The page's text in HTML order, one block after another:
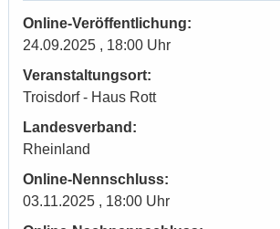
Online-Veröffentlichung:
24.09.2025 , 18:00 Uhr
Veranstaltungsort:
Troisdorf - Haus Rott
Landesverband:
Rheinland
Online-Nennschluss:
03.11.2025 , 18:00 Uhr